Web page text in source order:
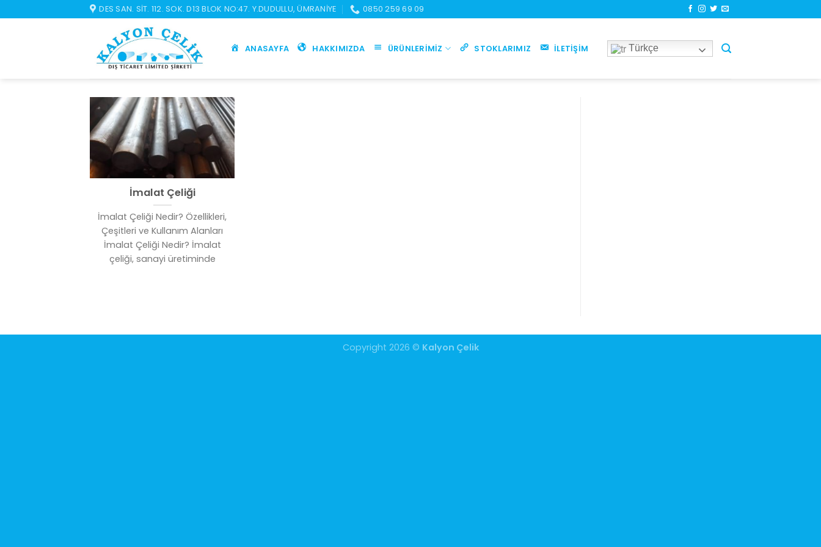
atla
DES SAN. SIT. 112. SOK. D13 BLOK NO:47. Y.DUDULLU, ÜMRANIYE 0850 259 69 09
ANASAYFA HAKKIMIZDA ÜRÜNLERIMIZ STOKLARIMIZ İLETIŞIM Türkçe
İmalat Çeliği
İmalat Çeliği Nedir? Özellikleri,
Çeşitleri ve Kullanım Alanları
İmalat Çeliği Nedir? İmalat
çeliği, sanayi üretiminde
Copyright 2026 © Kalyon Çelik